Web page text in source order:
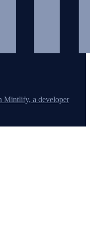
Mintlify, a developer